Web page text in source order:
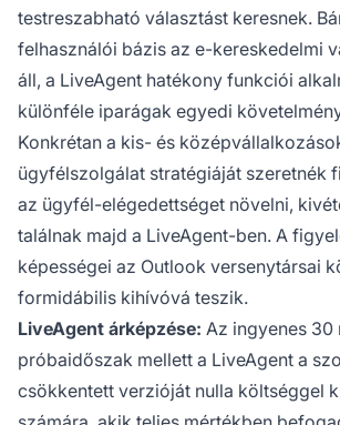
testreszabható választást keresnek.
felhasználói bázis az e-kereskedelmi
áll, a LiveAgent hatékony funkciói
különféle iparágak egyedi
Konkrétan a kis- és
ügyfélszolgálat stratégiáját szeretnék
az ügyfél-elégedettséget növelni,
találnak majd a LiveAgent-ben. A
képességei az Outlook versenytársai
formidábilis kihívóvá teszik.
LiveAgent árképzése: Az ingyenes 30
próbaidőszak mellett a LiveAgent a
csökkentett verzióját nulla költséggel